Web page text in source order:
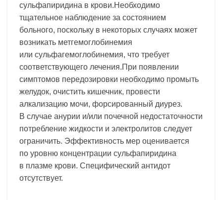
сульфапиридина в крови.Необходимо
тщательное наблюдение за состоянием
больного, поскольку в некоторых случаях может
возникать метгемоглобинемия
или сульфагемоглобинемия, что требует
соответствующего лечения.При появлении
симптомов передозировки необходимо промыть
желудок, очистить кишечник, провести
алкализацию мочи, форсированный диурез.
В случае анурии и/или почечной недостаточности
потребление жидкости и электролитов следует
ограничить. Эффективность мер оценивается
по уровню концентрации сульфапиридина
в плазме крови. Специфический антидот
отсутствует.